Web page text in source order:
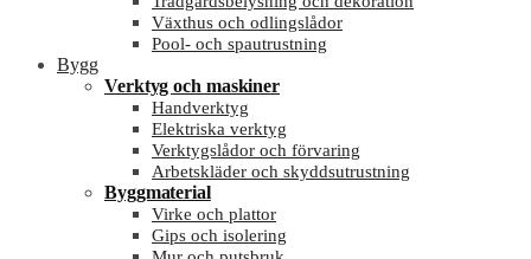
Växthus och odlingslådor
Pool- och spautrustning
Bygg
Verktyg och maskiner
Handverktyg
Elektriska verktyg
Verktygslådor och förvaring
Arbetskläder och skyddsutrustning
Byggmaterial
Virke och plattor
Gips och isolering